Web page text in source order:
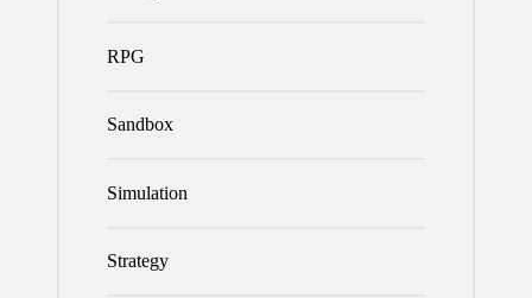
RPG
Sandbox
Simulation
Strategy